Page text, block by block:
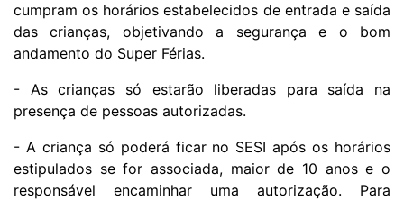
cumpram os horários estabelecidos de entrada e saída
das crianças, objetivando a segurança e o bom
andamento do Super Férias.
- As crianças só estarão liberadas para saída na
presença de pessoas autorizadas.
- A criança só poderá ficar no SESI após os horários
estipulados se for associada, maior de 10 anos e o
responsável encaminhar uma autorização. Para